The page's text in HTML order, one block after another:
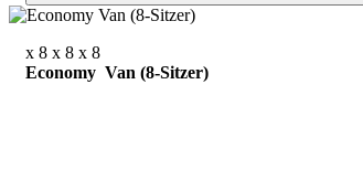
x 8 x 8 x 8
Economy Van (8-Sitzer)